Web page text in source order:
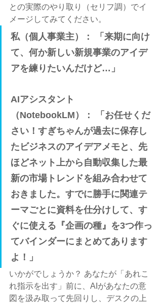
との実際のやり取り（セリフ調）でイ
メージしてみてください。
私（個人事業主）：
「来期に向け
て、何か新しい新規事業のアイデ
アを練りたいんだけど…」
AIアシスタント
（NotebookLM）：
「お任せくだ
さい！すぎちゃんが過去に保存し
たビジネスのアイデアメモと、先
ほどネット上から自動収集した最
新の市場トレンドを組み合わせて
おきました。すでに勝手に関連テ
ーマごとに資料を仕分けして、す
ぐに使える『企画の種』を3つ作っ
てバインダーにまとめてあります
よ！」
いかがでしょうか？ あなたが「あれこ
れ指示を出す」前に、AIがあなたの意
図を汲み取って先回りし、デスクの上